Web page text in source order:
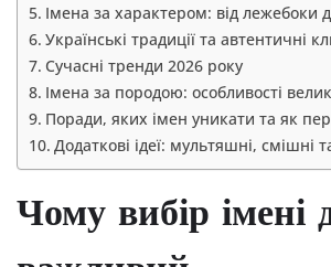
Імена за характером: від лежебоки
Українські традиції та автентичні
Сучасні тренди 2026 року
Імена за породою: особливості
Поради, яких імен уникати та як
Додаткові ідеї: мультяшні, смішні
Чому вибір